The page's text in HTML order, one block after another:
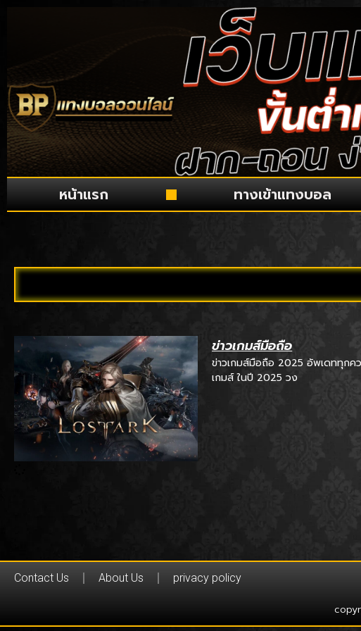
หน้าแรก ทางเข้าแทงบอล
ข่าวเกมส์มือถือ
ข่าวเกมส์มือถือ 2025 อัพเดททุกคว
เกมส์ ในปี 2025 วง
Contact Us About Us privacy policy